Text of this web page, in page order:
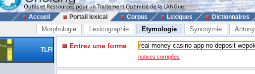
Accueil Portail lexical Corpus Lexiques Dictionnaires
Morphologie Lexicographie Etymologie Synonymie
TLFi Entrez une forme
notices corrigées